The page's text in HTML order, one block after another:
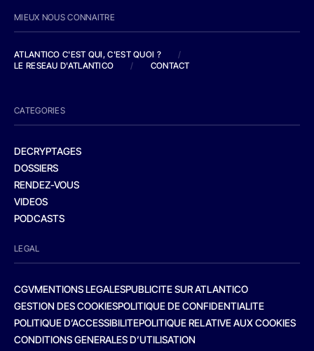
MIEUX NOUS CONNAITRE
ATLANTICO C'EST QUI, C'EST QUOI ?
/
LE RESEAU D'ATLANTICO
/ CONTACT
CATEGORIES
DECRYPTAGES
DOSSIERS
RENDEZ-VOUS
VIDEOS
PODCASTS
LEGAL
CGVMENTIONS LEGALESPUBLICITE SUR ATLANTICO
GESTION DES COOKIESPOLITIQUE DE CONFIDENTIALITE
POLITIQUE D’ACCESSIBILITEPOLITIQUE RELATIVE AUX COOKIES
CONDITIONS GENERALES D’UTILISATION